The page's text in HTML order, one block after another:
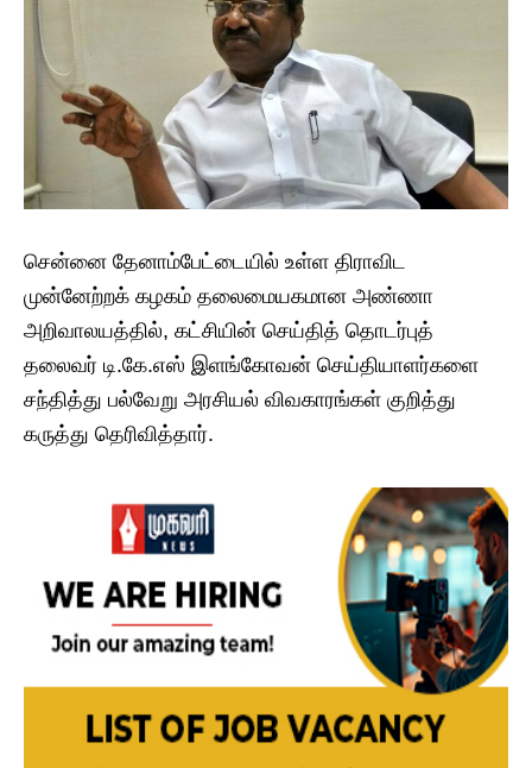
சென்னை தேனாம்பேட்டையில் உள்ள திராவிட
முன்னேற்றக் கழகம் தலைமையகமான அண்ணா
அறிவாலயத்தில், கட்சியின் செய்தித் தொடர்புத்
தலைவர் டி.கே.எஸ் இளங்கோவன் செய்தியாளர்களை
சந்தித்து பல்வேறு அரசியல் விவகாரங்கள் குறித்து
கருத்து தெரிவித்தார்.